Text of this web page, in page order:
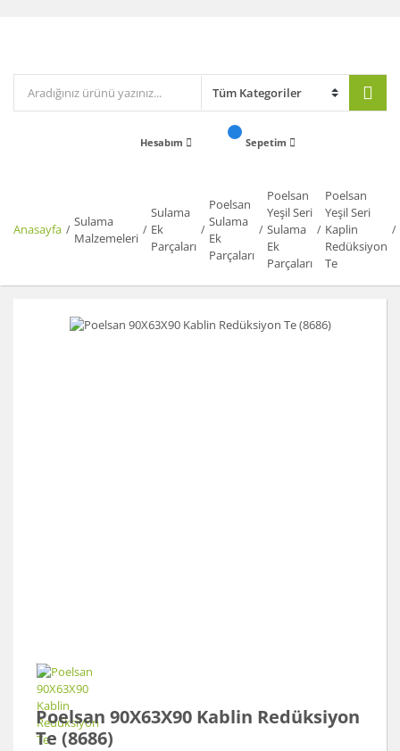
Hesabım Sepetim
Anasayfa
Sulama
Malzemeleri
Sulama
Ek
Parçaları
Poelsan
Sulama
Ek
Parçaları
Poelsan
Yeşil Seri
Sulama
Ek
Parçaları
Poelsan
Yeşil Seri
Kaplin
Redüksiyon
Te
Poelsan 90X63X90 Kablin Redüksiyon
Te (8686)